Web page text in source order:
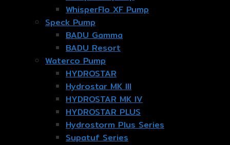
WhisperFlo XF Pump
Speck Pump
BADU Gamma
BADU Resort
Waterco Pump
HYDROSTAR
Hydrostar MK III
HYDROSTAR MK IV
HYDROSTAR PLUS
Hydrostorm Plus Series
Supatuf Series